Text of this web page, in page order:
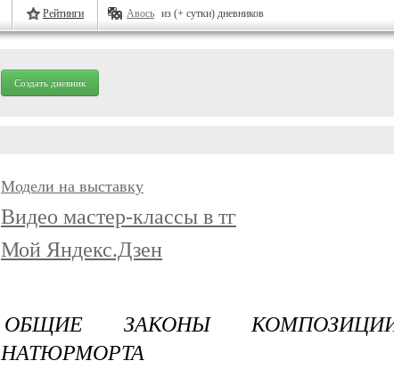
Рейтинги Авось из (+ сутки) дневников
Создать дневник
Модели на выставку
Видео мастер-классы в тг
Мой Яндекс.Дзен
ОБЩИЕ ЗАКОНЫ
НАТЮРМОРТА